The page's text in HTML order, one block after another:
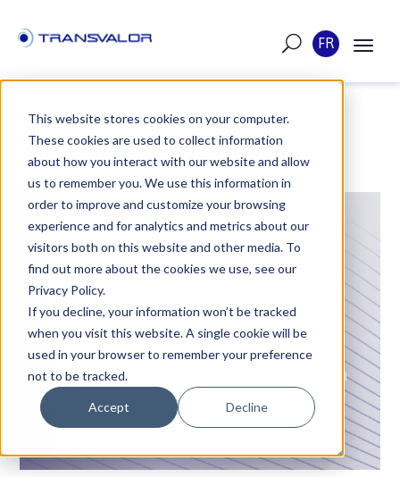
This website stores cookies on your computer.
These cookies are used to collect information
about how you interact with our website and allow
us to remember you. We use this information in
order to improve and customize your browsing
experience and for analytics and metrics about our
visitors both on this website and other media. To
find out more about the cookies we use, see our
Privacy Policy.
If you decline, your information won’t be tracked
when you visit this website. A single cookie will be
used in your browser to remember your preference
not to be tracked.
Accept Decline
FR
ARTICLE
POSTÉ LE 13 FÉVRIER 2023
LES PROCHAINS
WEBINAIRES SUR
FORGE® NXT 4.0
Découvrez-en plus sur la nouvelle version
de la famille FORGE® à travers une série
de webinaires.